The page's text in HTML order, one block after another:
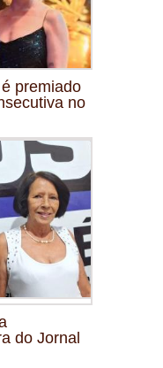
premiado
no
do Jornal